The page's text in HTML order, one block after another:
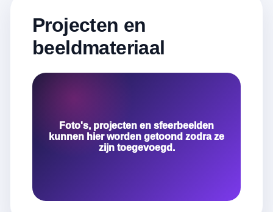
Projecten en
beeldmateriaal
Foto's, projecten en sfeerbeelden
kunnen hier worden getoond zodra ze
zijn toegevoegd.